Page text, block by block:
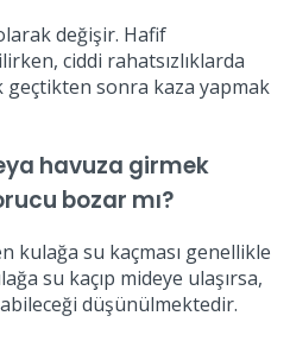
değişir. Hafif
ciddi rahatsızlıklarda
geçtikten sonra kaza yapmak
havuza girmek
bozar mı?
kulağa su kaçması genellikle
su kaçıp mideye ulaşırsa,
düşünülmektedir.